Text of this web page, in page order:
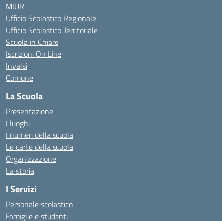
MIUR
Ufficio Scolastico Regionale
Ufficio Scolastico Territoriale
Scuola in Chiaro
Iscrizioni On Line
Invalsi
Comune
La Scuola
Presentazione
I luoghi
I numeri della scuola
Le carte della scuola
Organizzazione
La storia
I Servizi
Personale scolastico
Famiglie e studenti